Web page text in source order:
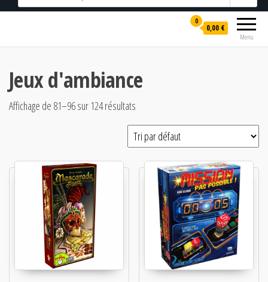
Menu
0
0,00 €
Jeux d'ambiance
Affichage de 81–96 sur 124 résultats